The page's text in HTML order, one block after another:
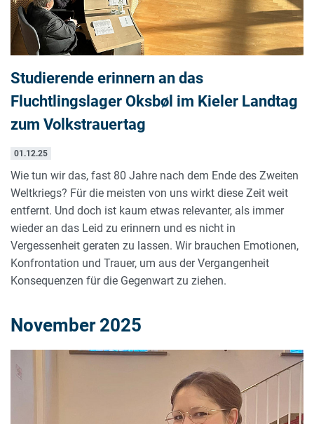
Studierende erinnern an das
Fluchtlingslager Oksbøl im Kieler Landtag
zum Volkstrauertag
01.12.25
Wie tun wir das, fast 80 Jahre nach dem Ende des Zweiten
Weltkriegs? Für die meisten von uns wirkt diese Zeit weit
entfernt. Und doch ist kaum etwas relevanter, als immer
wieder an das Leid zu erinnern und es nicht in
Vergessenheit geraten zu lassen. Wir brauchen Emotionen,
Konfrontation und Trauer, um aus der Vergangenheit
Konsequenzen für die Gegenwart zu ziehen.
November 2025